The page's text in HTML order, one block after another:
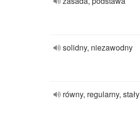
solidny, niezawodny
równy, regularny, stały